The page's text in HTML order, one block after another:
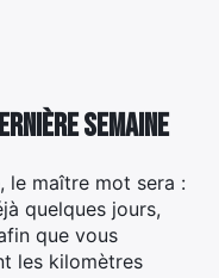
semaine
le maître mot sera :
quelques jours,
que vous
les kilomètres